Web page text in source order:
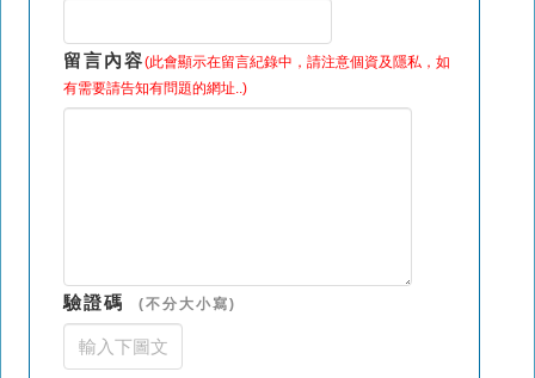
留言內容(此會顯示在留言紀錄中，請注意個資及隱私，如
有需要請告知有問題的網址..)
驗證碼 (不分大小寫)